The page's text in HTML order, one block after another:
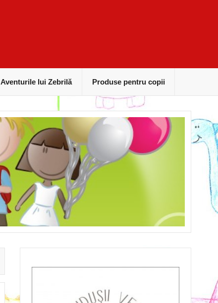
Aventurile lui Zebrilă Produse pentru copii